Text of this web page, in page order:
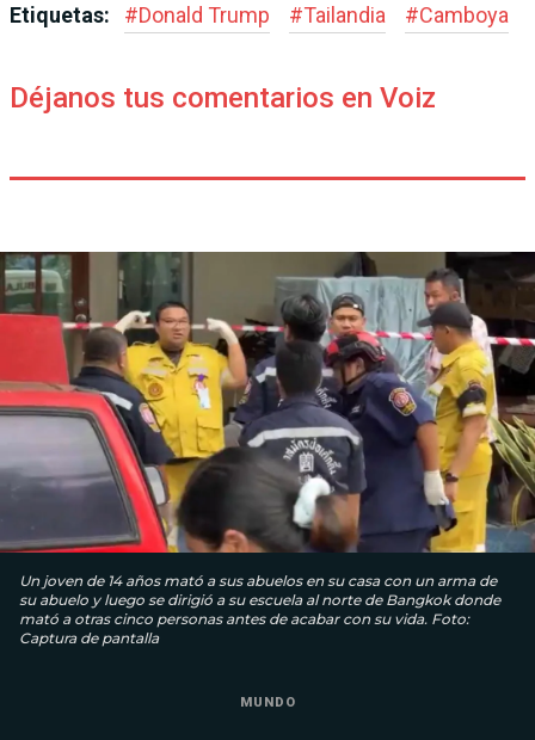
Etiquetas: #Donald Trump #Tailandia #Camboya
Déjanos tus comentarios en Voiz
Un joven de 14 años mató a sus abuelos en su casa con un arma de
su abuelo y luego se dirigió a su escuela al norte de Bangkok donde
mató a otras cinco personas antes de acabar con su vida. Foto:
Captura de pantalla
MUNDO